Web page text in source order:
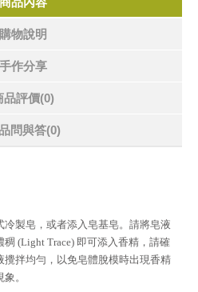
購物說明
手作分享
品評價(0)
問與答(0)
冷製皂，或者添入皂基皂。請將皂液
稠 (Light Trace) 即可添入香精，請確
攪拌均勻，以免皂體脫模時出現香精
。